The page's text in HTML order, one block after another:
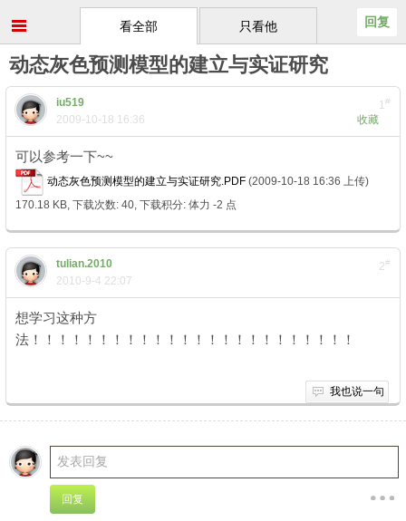
只看他
看全部 回复
动态灰色预测模型的建立与实证研究
1#
iu519
收藏
2009-10-18 16:36
可以参考一下~~
动态灰色预测模型的建立与实证研究.PDF (2009-10-18 16:36 上传)
170.18 KB, 下载次数: 40, 下载积分: 体力 -2 点
2#
tulian.2010
2010-9-4 22:07
想学习这种方
法！！！！！！！！！！！！！！！！！！！！！！！！
我也说一句